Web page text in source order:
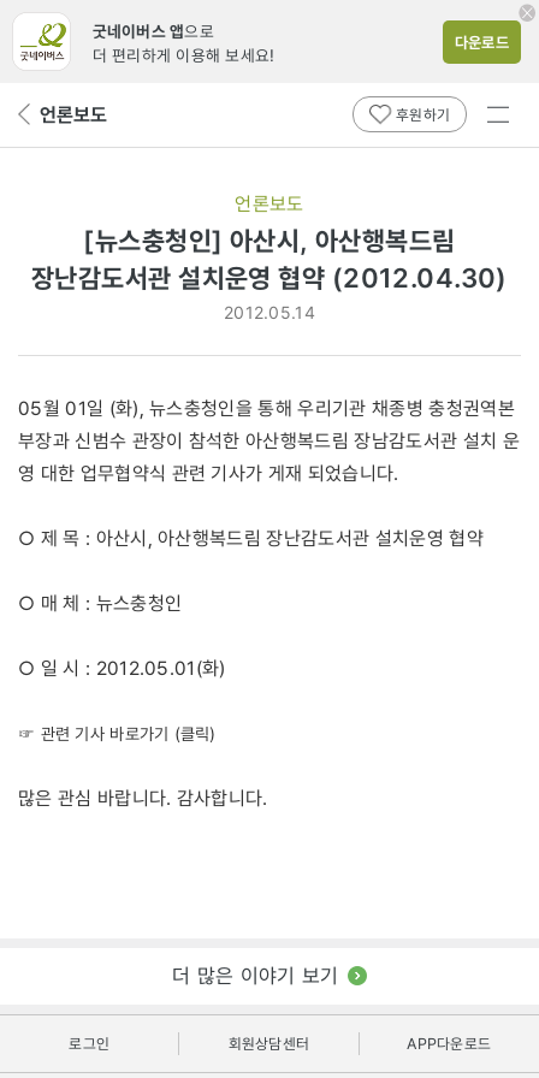
굿네이버스 앱으로
더 편리하게 이용해 보세요!
다운로드
뒤 언론보도 후원하기
전체
언론보도
[뉴스충청인] 아산시, 아산행복드림
장난감도서관 설치운영 협약 (2012.04.30)
2012.05.14
05월 01일 (화), 뉴스충청인을 통해 우리기관 채종병 충청권역본
부장과 신범수 관장이 참석한 아산행복드림 장남감도서관 설치 운
영 대한 업무협약식 관련 기사가 게재 되었습니다.
○ 제 목 : 아산시, 아산행복드림 장난감도서관 설치운영 협약
○ 매 체 : 뉴스충청인
○ 일 시 : 2012.05.01(화)
☞ 관련 기사 바로가기 (클릭)
많은 관심 바랍니다. 감사합니다.
더 많은 이야기 보기
로그인 회원상담센터 APP다운로드